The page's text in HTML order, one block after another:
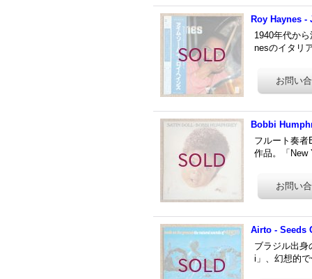
Roy Haynes -
1940年代か
nesのイタリ
Bobbi
フルート奏
作品。「
Airto - Seeds
ブラジル出身
i」、幻想的